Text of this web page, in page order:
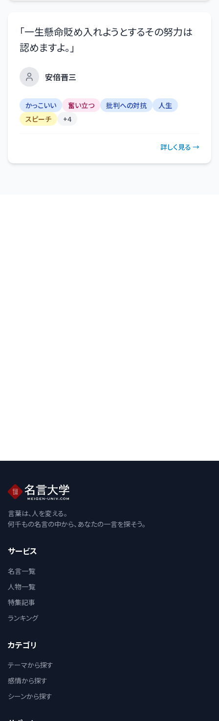
「一生懸命貶め入れようとするその努力は
認めますよ。 」
安倍晋三
かっこいい 奮い立つ 批判への対抗
人生
スピーチ
+4
詳しく見る →
言葉は、人を変える。
何千もの名言の中から、あなたの一言を探そう。
サービス
名言一覧
人物一覧
特集記事
ランキング
カテゴリ
テーマから探す
感情から探す
シーンから探す